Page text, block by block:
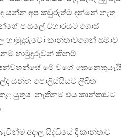
ද යන්න අප කවුරුත්ම දන්නේ නැත.
පංසලේ විහාරයට ගොස්
හාමුදුරුවෝ කාන්තාවගෙන් සමාව
හාමුදුරුවන් කිනම්
මේ වගේ කෙනෙකුයැයි
යන්න පොලිස්සියට ලිඛිත
යුතුය. නැතිනම් එය කාන්තාවට
අදාල සිද්ධියේ දී කාන්තාව